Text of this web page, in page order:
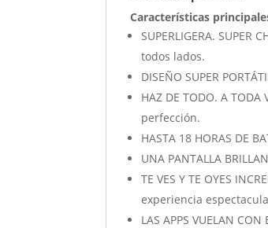
Características
SUPERLIGERA.
todos lados.
DISEÑO SUPER
HAZ DE TODO. A
perfección.
HASTA 18 HORAS DE
UNA PANTALLA
TE VES Y TE OYES
experiencia
LAS APPS VUELAN